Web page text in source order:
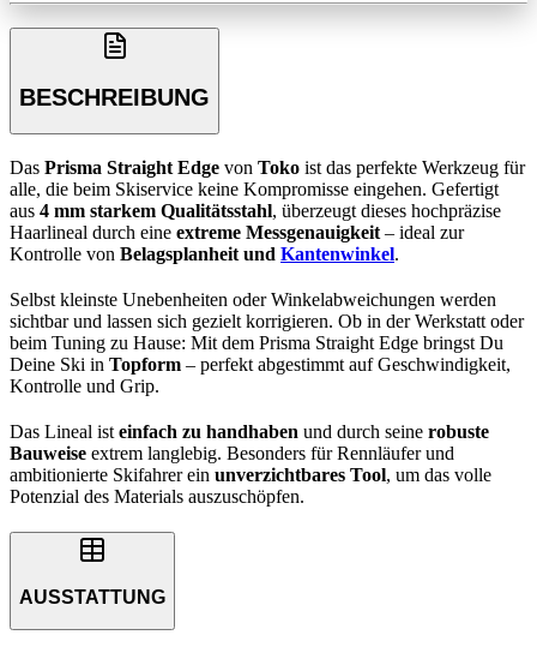
BESCHREIBUNG
Das Prisma Straight Edge von Toko ist das perfekte Werkzeug für
alle, die beim Skiservice keine Kompromisse eingehen. Gefertigt
aus 4 mm starkem Qualitätsstahl, überzeugt dieses hochpräzise
Haarlineal durch eine extreme Messgenauigkeit – ideal zur
Kontrolle von Belagsplanheit und Kantenwinkel.
Selbst kleinste Unebenheiten oder Winkelabweichungen werden
sichtbar und lassen sich gezielt korrigieren. Ob in der Werkstatt oder
beim Tuning zu Hause: Mit dem Prisma Straight Edge bringst Du
Deine Ski in Topform – perfekt abgestimmt auf Geschwindigkeit,
Kontrolle und Grip.
Das Lineal ist einfach zu handhaben und durch seine robuste
Bauweise extrem langlebig. Besonders für Rennläufer und
ambitionierte Skifahrer ein unverzichtbares Tool, um das volle
Potenzial des Materials auszuschöpfen.
AUSSTATTUNG